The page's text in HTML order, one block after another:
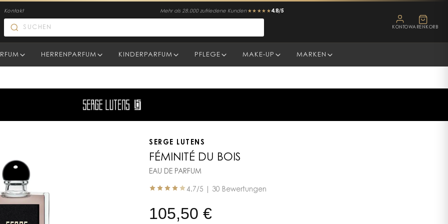
Kontakt Mehr als 28.000 zufriedene Kunden ★★★★★ 4.8/5
KONTOWARENKORB
HERRENPARFUM KINDERPARFUM PFLEGE MAKE-UP MARKEN
SERGE LUTENS
FÉMINITÉ DU BOIS
EAU DE PARFUM
4.7/5 | 30 Bewertungen
105,50 €